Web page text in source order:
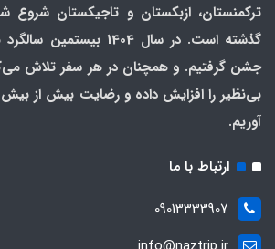
ترکمنستان، ازبکستان و تاجیکستان
گذشته است. در سال 1404
جشن گرفتیم. و همچنان در هر سفر تلاش
بی‌نظیر را افزایش داده و رضایت بیش از بیش
آوریم.
ارتباط با ما
09013333907